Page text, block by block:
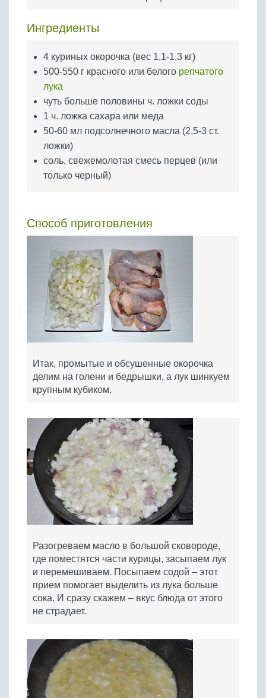
Яйца
Ингредиенты
4 куриных окорочка (вес 1,1-1,3 кг)
500-550 г красного или белого репчатого
лука
чуть больше половины ч. ложки соды
1 ч. ложка сахара или меда
50-60 мл подсолнечного масла (2,5-3 ст.
ложки)
соль, свежемолотая смесь перцев (или
только черный)
Способ приготовления
Итак, промытые и обсушенные окорочка
делим на голени и бедрышки, а лук шинкуем
крупным кубиком.
Разогреваем масло в большой сковороде,
где поместятся части курицы, засыпаем лук
и перемешиваем. Посыпаем содой – этот
прием помогает выделить из лука больше
сока. И сразу скажем – вкус блюда от этого
не страдает.